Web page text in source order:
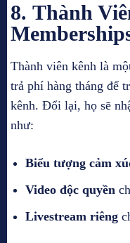
8. Thành
Thành viên kênh là
trả phí hàng tháng để
kênh. Đổi lại, họ sẽ
như:
Biểu tượng cảm
Video độc quyền
Livestream riêng